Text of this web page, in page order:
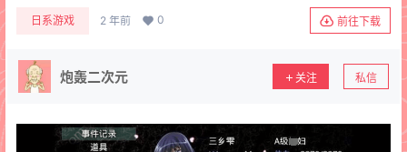
日系游戏 2 年前 0 前往下载
炮轰二次元 关注 私信